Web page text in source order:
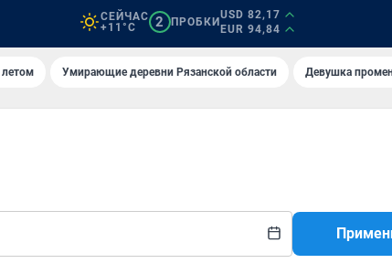
СЕЙЧАС
+11°C
2 ПРОБКИ
USD 82,17
EUR 94,84
летом Умирающие деревни Рязанской области Девушка